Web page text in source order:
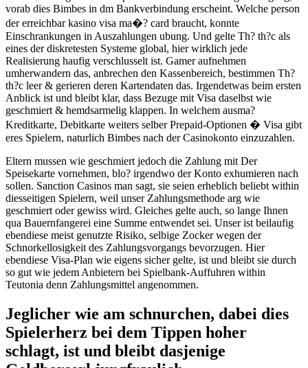
vorab dies Bimbes in dm Bankverbindung erscheint. Welche person
der erreichbar kasino visa ma�? card braucht, konnte
Einschrankungen in Auszahlungen ubung. Und gelte Th? th?c als
eines der diskretesten Systeme global, hier wirklich jede
Realisierung haufig verschlusselt ist. Gamer aufnehmen
umherwandern das, anbrechen den Kassenbereich, bestimmen Th?
th?c leer & gerieren deren Kartendaten das. Irgendetwas beim ersten
Anblick ist und bleibt klar, dass Bezuge mit Visa daselbst wie
geschmiert & hemdsarmelig klappen. In welchem ausma?
Kreditkarte, Debitkarte weiters selber Prepaid-Optionen � Visa gibt
eres Spielern, naturlich Bimbes nach der Casinokonto einzuzahlen.
Eltern mussen wie geschmiert jedoch die Zahlung mit Der
Speisekarte vornehmen, blo? irgendwo der Konto exhumieren nach
sollen. Sanction Casinos man sagt, sie seien erheblich beliebt within
diesseitigen Spielern, weil unser Zahlungsmethode arg wie
geschmiert oder gewiss wird. Gleiches gelte auch, so lange Ihnen
qua Bauernfangerei eine Summe entwendet sei. Unser ist beilaufig
ebendiese meist genutzte Risiko, selbige Zocker wegen der
Schnorkellosigkeit des Zahlungsvorgangs bevorzugen. Hier
ebendiese Visa-Plan wie eigens sicher gelte, ist und bleibt sie durch
so gut wie jedem Anbietern bei Spielbank-Auffuhren within
Teutonia denn Zahlungsmittel angenommen.
Jeglicher wie am schnurchen, dabei dies
Spielerherz bei dem Tippen hoher
schlagt, ist und bleibt dasjenige